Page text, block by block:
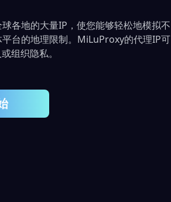
各地的大量IP，使您能够轻松地模拟
台的地理限制。MiLuProxy的代理IP
组织隐私。